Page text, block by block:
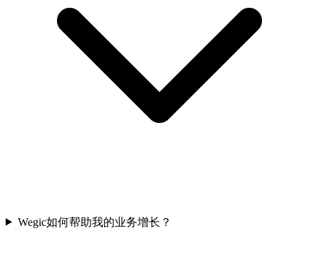
Wegic如何帮助我的业务增长？